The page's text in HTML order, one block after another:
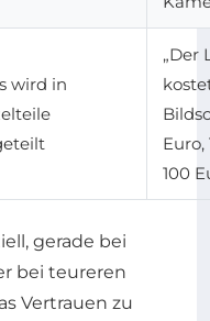
wird in
„Der
100
gerade bei
bei teureren
Vertrauen zu